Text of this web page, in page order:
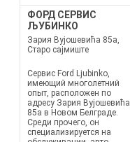
ФОРД СЕРВИС
ЉУБИНКО
Зария Вујошевића 85а,
Старо сајмиште
Сервис Ford Ljubinko,
имеющий многолетний
опыт, расположен по
адресу Зария Вујошевића
85а в Новом Белграде.
Среди прочего, он
специализируется на